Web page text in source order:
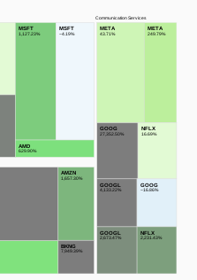
MSFT MSFT
AMD
AMZN
BKNG
META META
GOOG NFLX
GOOGL GOOG
GOOGL NFLX
1,127.23% −4.19%
629.90%
1,657.30%
7,949.39%
43.71% 249.79%
27,352.50% 16.69%
4,133.22% −16.86%
2,673.47% 2,231.43%
Communication Services